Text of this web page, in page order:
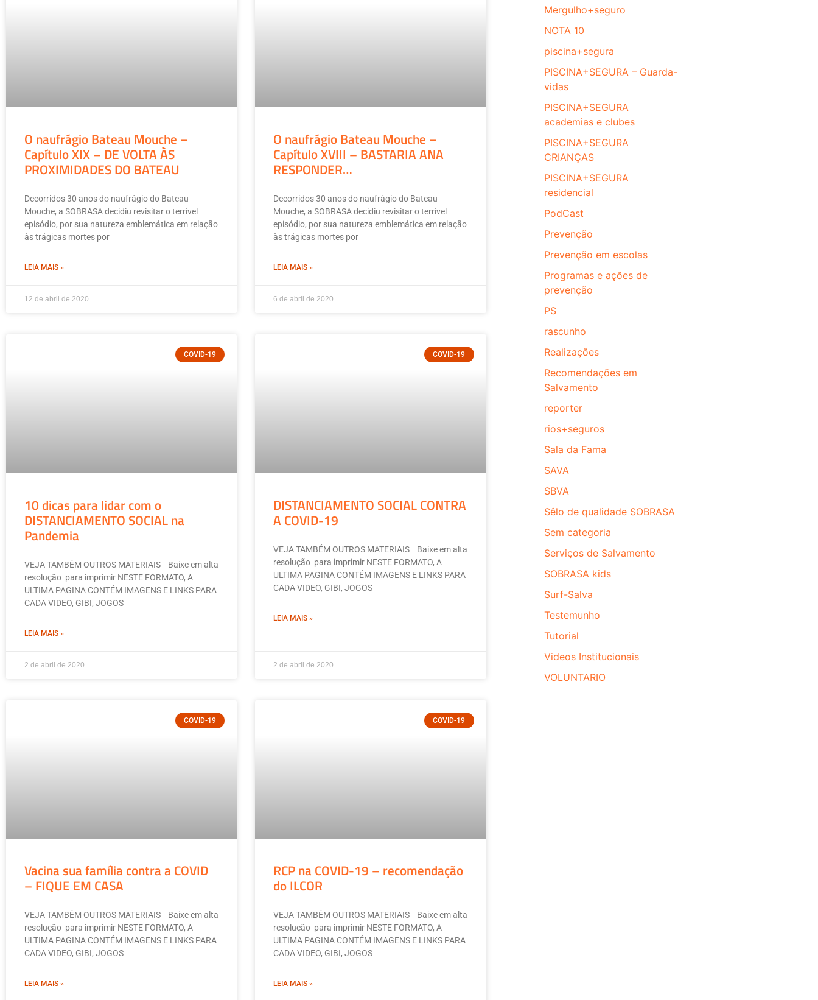
O naufrágio Bateau Mouche –
Capítulo XIX – DE VOLTA ÀS
PROXIMIDADES DO BATEAU
Decorridos 30 anos do naufrágio do Bateau
Mouche, a SOBRASA decidiu revisitar o terrível
episódio, por sua natureza emblemática em relação
às trágicas mortes por
LEIA MAIS »
12 de abril de 2020
O naufrágio Bateau Mouche –
Capítulo XVIII – BASTARIA ANA
RESPONDER…
Decorridos 30 anos do naufrágio do Bateau
Mouche, a SOBRASA decidiu revisitar o terrível
episódio, por sua natureza emblemática em relação
às trágicas mortes por
LEIA MAIS »
6 de abril de 2020
COVID-19
10 dicas para lidar com o
DISTANCIAMENTO SOCIAL na
Pandemia
VEJA TAMBÉM OUTROS MATERIAIS Baixe em alta
resolução para imprimir NESTE FORMATO, A
ULTIMA PAGINA CONTÉM IMAGENS E LINKS PARA
CADA VIDEO, GIBI, JOGOS
LEIA MAIS »
2 de abril de 2020
COVID-19
DISTANCIAMENTO SOCIAL CONTRA
A COVID-19
VEJA TAMBÉM OUTROS MATERIAIS Baixe em alta
resolução para imprimir NESTE FORMATO, A
ULTIMA PAGINA CONTÉM IMAGENS E LINKS PARA
CADA VIDEO, GIBI, JOGOS
LEIA MAIS »
2 de abril de 2020
COVID-19
Vacina sua família contra a COVID
– FIQUE EM CASA
VEJA TAMBÉM OUTROS MATERIAIS Baixe em alta
resolução para imprimir NESTE FORMATO, A
ULTIMA PAGINA CONTÉM IMAGENS E LINKS PARA
CADA VIDEO, GIBI, JOGOS
LEIA MAIS »
COVID-19
RCP na COVID-19 – recomendação
do ILCOR
VEJA TAMBÉM OUTROS MATERIAIS Baixe em alta
resolução para imprimir NESTE FORMATO, A
ULTIMA PAGINA CONTÉM IMAGENS E LINKS PARA
CADA VIDEO, GIBI, JOGOS
LEIA MAIS »
Mergulho+seguro
NOTA 10
piscina+segura
PISCINA+SEGURA – Guarda-
vidas
PISCINA+SEGURA
academias e clubes
PISCINA+SEGURA
CRIANÇAS
PISCINA+SEGURA
residencial
PodCast
Prevenção
Prevenção em escolas
Programas e ações de
prevenção
PS
rascunho
Realizações
Recomendações em
Salvamento
reporter
rios+seguros
Sala da Fama
SAVA
SBVA
Sêlo de qualidade SOBRASA
Sem categoria
Serviços de Salvamento
SOBRASA kids
Surf-Salva
Testemunho
Tutorial
Videos Institucionais
VOLUNTARIO